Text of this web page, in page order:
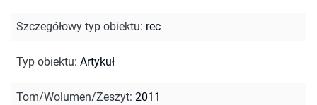
Szczegółowy typ obiektu: rec
Typ obiektu: Artykuł
Tom/Wolumen/Zeszyt: 2011